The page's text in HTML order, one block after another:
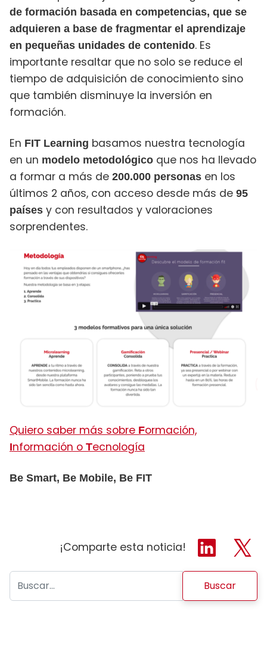
de formación basada en competencias, que se
adquieren a base de fragmentar el aprendizaje
en pequeñas unidades de contenido. Es
importante resaltar que no solo se reduce el
tiempo de adquisición de conocimiento sino
que también disminuye la inversión en
formación.
En FIT Learning basamos nuestra tecnología
en un modelo metodológico que nos ha llevado
a formar a más de 200.000 personas en los
últimos 2 años, con acceso desde más de 95
países y con resultados y valoraciones
sorprendentes.
Quiero saber más sobre Formación,
Información o Tecnología
Be Smart, Be Mobile, Be FIT
¡Comparte esta noticia!